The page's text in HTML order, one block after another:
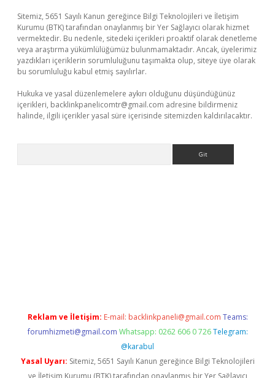
Sitemiz, 5651 Sayılı Kanun gereğince Bilgi Teknolojileri ve İletişim
Kurumu (BTK) tarafından onaylanmış bir Yer Sağlayıcı olarak hizmet
vermektedir. Bu nedenle, sitedeki içerikleri proaktif olarak denetleme
veya araştırma yükümlülüğümüz bulunmamaktadır. Ancak, üyelerimiz
yazdıkları içeriklerin sorumluluğunu taşımakta olup, siteye üye olarak
bu sorumluluğu kabul etmiş sayılırlar.
Hukuka ve yasal düzenlemelere aykırı olduğunu düşündüğünüz
içerikleri, backlinkpanelicomtr@gmail.com adresine bildirmeniz
halinde, ilgili içerikler yasal süre içerisinde sitemizden kaldırılacaktır.
Reklam ve İletişim: E-mail: backlinkpaneli@gmail.com Teams:
forumhizmeti@gmail.com Whatsapp: 0262 606 0 726 Telegram:
@karabul
Yasal Uyarı: Sitemiz, 5651 Sayılı Kanun gereğince Bilgi Teknolojileri
ve İletişim Kurumu (BTK) tarafından onaylanmış bir Yer Sağlayıcı